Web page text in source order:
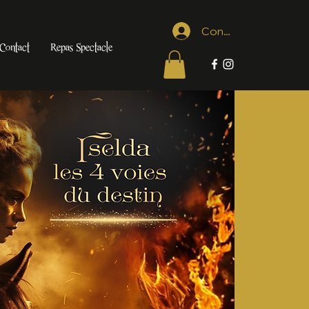
Connexion
Repas Spectacle